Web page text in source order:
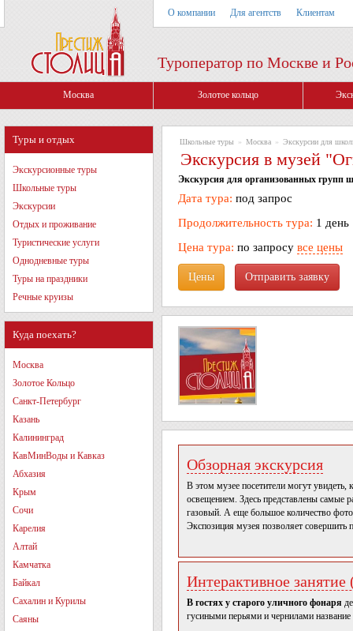
О компании Для агентств Клиентам
Туроператор по Москве и
Москва Золотое кольцо
Туры и отдых
Экскурсионные туры
Школьные туры
Экскурсии
Отдых и проживание
Туристические услуги
Однодневные туры
Туры на праздники
Речные круизы
Куда поехать?
Москва
Золотое Кольцо
Санкт-Петербург
Казань
Калининград
КавМинВоды и Кавказ
Абхазия
Крым
Сочи
Карелия
Алтай
Камчатка
Байкал
Сахалин и Курилы
Саяны
Школьные туры » Москва » Экскурсии для
Экскурсия в музей
Экскурсия для организованных групп
Дата тура: под запрос
Продолжительность тура: 1 день
Цена тура: по запросу все цены
Цены
Обзорная экскурсия
В этом музее посетители могут
освещением. Здесь представлены самые
газовый. А еще большое количество
Экспозиция музея позволяет совершить
Интерактивное занятие
В гостях у старого уличного фонаря
гусиными перьями и чернилами